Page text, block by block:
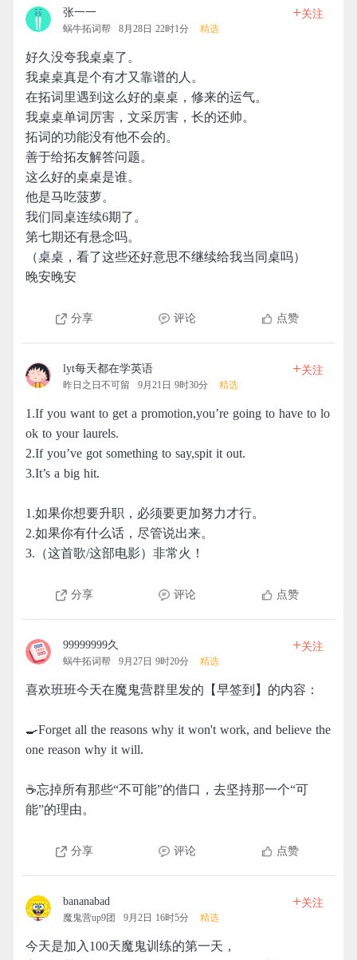
张一一
蜗牛拓词帮 8月28日 22时1分 精选
+关注
好久没夸我桌桌了。
我桌桌真是个有才又靠谱的人。
在拓词里遇到这么好的桌桌，修来的运气。
我桌桌单词厉害，文采厉害，长的还帅。
拓词的功能没有他不会的。
善于给拓友解答问题。
这么好的桌桌是谁。
他是马吃菠萝。
我们同桌连续6期了。
第七期还有悬念吗。
（桌桌，看了这些还好意思不继续给我当同桌吗）
晚安晚安
分享 评论 点赞
lyt每天都在学英语
昨日之日不可留 9月21日 9时30分 精选
+关注
1.If you want to get a promotion,you’re going to have to lo
ok to your laurels.
2.If you’ve got something to say,spit it out.
3.It’s a big hit.
1.如果你想要升职，必须要更加努力才行。
2.如果你有什么话，尽管说出来。
3.（这首歌/这部电影）非常火！
分享 评论 点赞
99999999久
蜗牛拓词帮 9月27日 9时20分 精选
+关注
喜欢班班今天在魔鬼营群里发的【早签到】的内容：
🍳Forget all the reasons why it won't work, and believe the
one reason why it will.
☕忘掉所有那些“不可能”的借口，去坚持那一个“可
能”的理由。
分享 评论 点赞
bananabad
魔鬼营up9团 9月2日 16时5分 精选
+关注
今天是加入100天魔鬼训练的第一天，